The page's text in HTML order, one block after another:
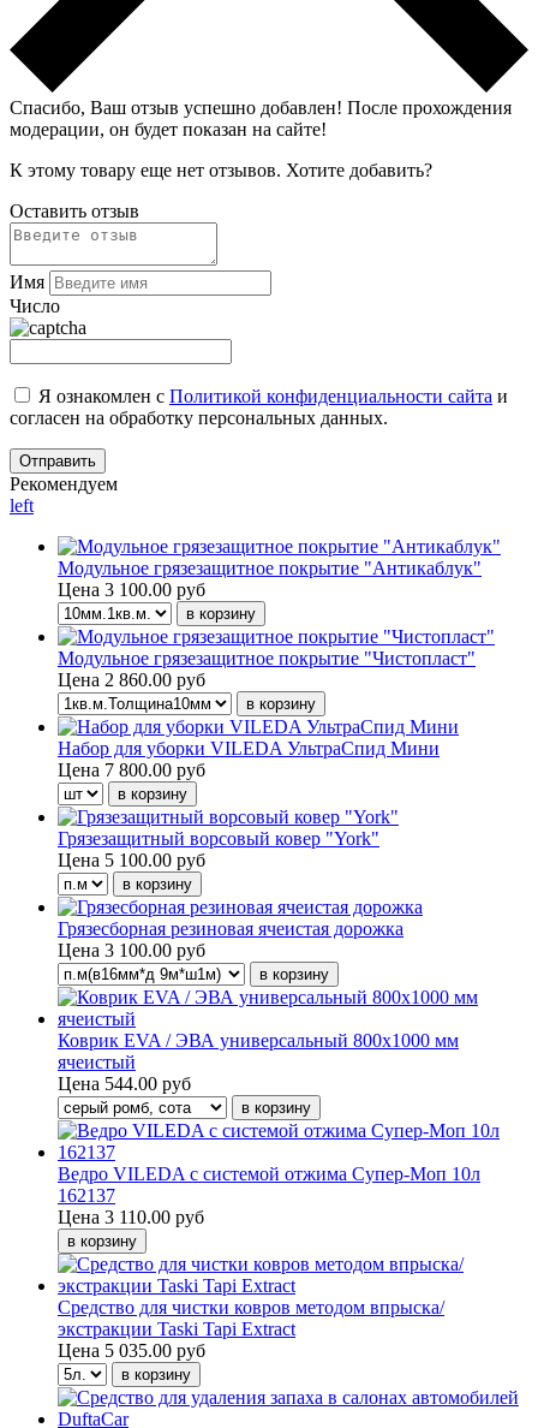
Спасибо, Ваш отзыв успешно добавлен! После прохождения
модерации, он будет показан на сайте!
К этому товару еще нет отзывов. Хотите добавить?
Оставить отзыв
Имя
Число
Я ознакомлен с Политикой конфиденциальности сайта и
согласен на обработку персональных данных.
Рекомендуем
left
Модульное грязезащитное покрытие "Антикаблук"
Цена 3 100.00 руб
Модульное грязезащитное покрытие "Чистопласт"
Цена 2 860.00 руб
Набор для уборки VILEDA УльтраСпид Мини
Цена 7 800.00 руб
Грязезащитный ворсовый ковер "York"
Цена 5 100.00 руб
Грязесборная резиновая ячеистая дорожка
Цена 3 100.00 руб
Коврик EVA / ЭВА универсальный 800х1000 мм
ячеистый
Цена 544.00 руб
Ведро VILEDA с системой отжима Супер-Моп 10л
162137
Цена 3 110.00 руб
Средство для чистки ковров методом впрыска/
экстракции Taski Tapi Extract
Цена 5 035.00 руб